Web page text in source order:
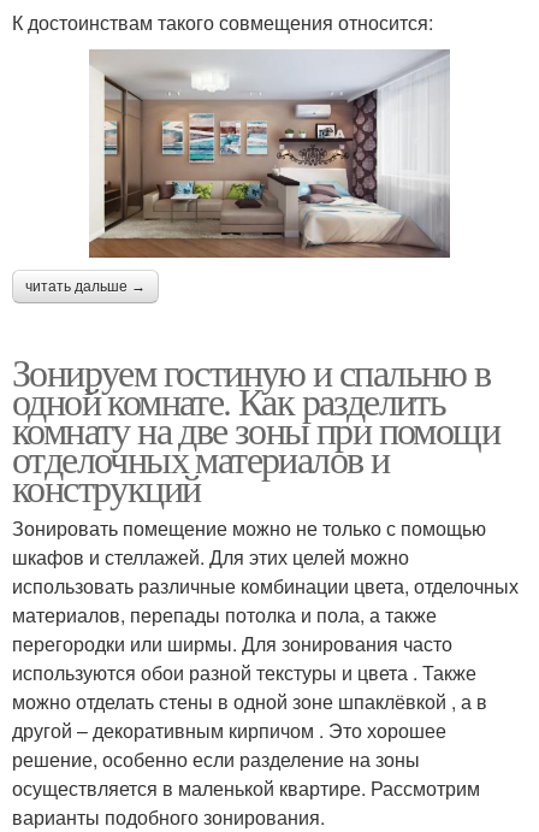
К достоинствам такого совмещения относится:
читать дальше →
Зонируем гостиную и спальню в
одной комнате. Как разделить
комнату на две зоны при помощи
отделочных материалов и
конструкций
Зонировать помещение можно не только с помощью
шкафов и стеллажей. Для этих целей можно
использовать различные комбинации цвета, отделочных
материалов, перепады потолка и пола, а также
перегородки или ширмы. Для зонирования часто
используются обои разной текстуры и цвета . Также
можно отделать стены в одной зоне шпаклёвкой , а в
другой – декоративным кирпичом . Это хорошее
решение, особенно если разделение на зоны
осуществляется в маленькой квартире. Рассмотрим
варианты подобного зонирования.